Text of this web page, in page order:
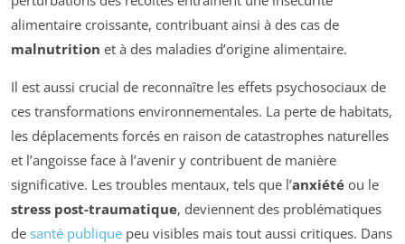
alimentaire croissante, contribuant ainsi à des cas de
malnutrition et à des maladies d’origine alimentaire.
Il est aussi crucial de reconnaître les effets psychosociaux de
ces transformations environnementales. La perte de habitats,
les déplacements forcés en raison de catastrophes naturelles
et l’angoisse face à l’avenir y contribuent de manière
significative. Les troubles mentaux, tels que l’anxiété ou le
stress post-traumatique, deviennent des problématiques
de santé publique peu visibles mais tout aussi critiques. Dans